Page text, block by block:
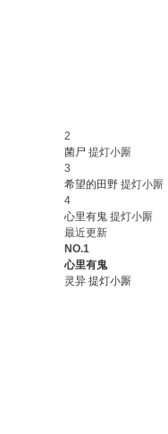
2
菌尸 提灯小厮
3
希望的田野 提灯小厮
4
心里有鬼 提灯小厮
最近更新
NO.1
心里有鬼
灵异 提灯小厮